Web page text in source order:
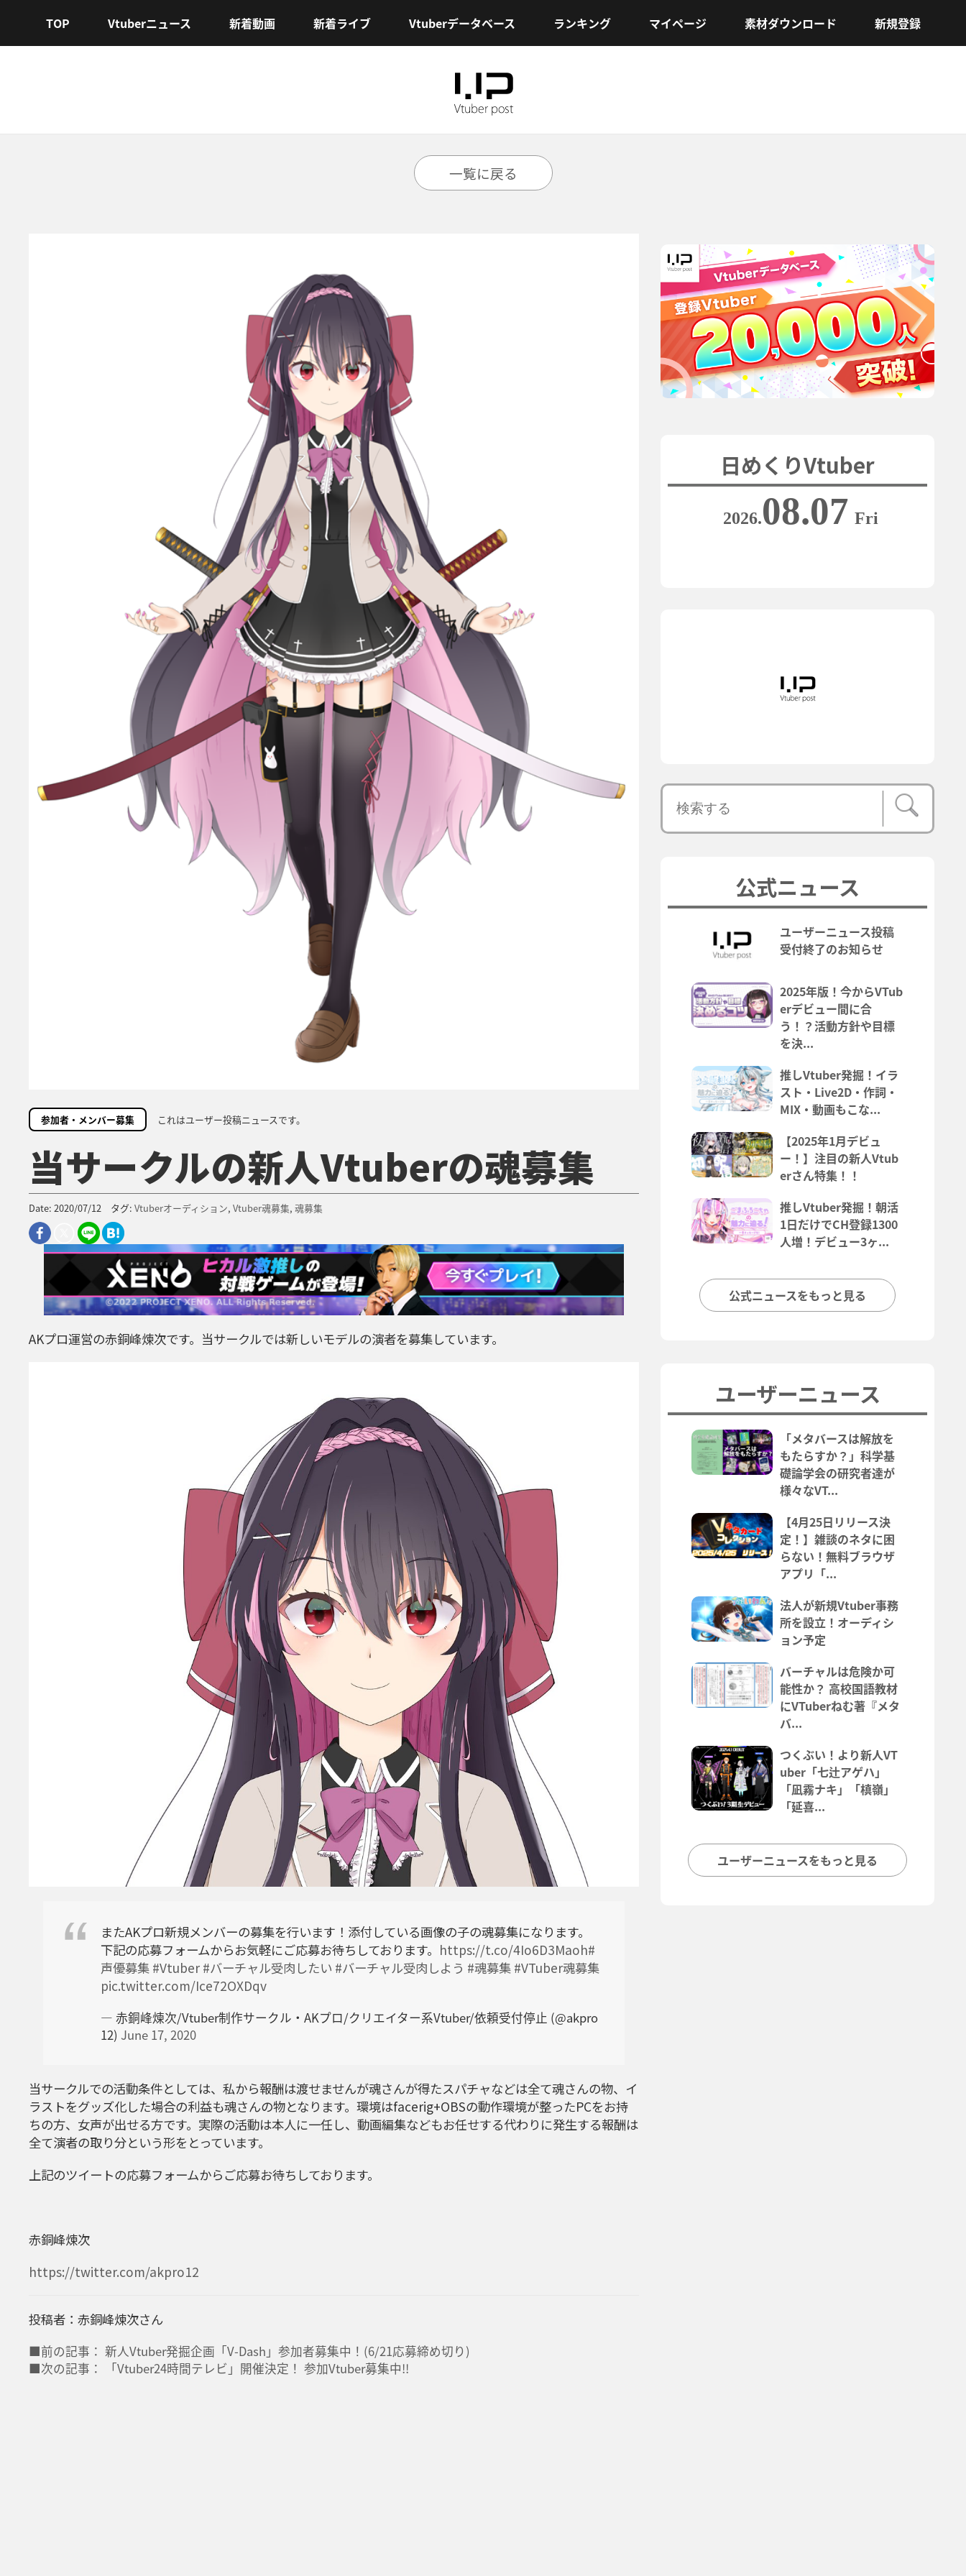
TOP Vtuberニュース 新着動画 新着ライブ Vtuberデータベース ランキング マイページ 素材ダウンロード 新規登録
一覧に戻る
参加者・メンバー募集 これはユーザー投稿ニュースです。
当サークルの新人Vtuberの魂募集
Date: 2020/07/12 タグ: Vtuberオーディション, Vtuber魂募集, 魂募集
AKプロ運営の赤銅峰煉次です。当サークルでは新しいモデルの演者を募集しています。
またAKプロ新規メンバーの募集を行います！添付している画像の子の魂募集になります。
下記の応募フォームからお気軽にご応募お待ちしております。 https://t.co/4Io6D3Maoh#
声優募集 #Vtuber #バーチャル受肉したい #バーチャル受肉しよう #魂募集 #VTuber魂募集
pic.twitter.com/Ice72OXDqv
— 赤銅峰煉次/Vtuber制作サークル・AKプロ/クリエイター系Vtuber/依頼受付停止 (@akpro
12) June 17, 2020
当サークルでの活動条件としては、私から報酬は渡せませんが魂さんが得たスパチャなどは全て魂さんの物、イ
ラストをグッズ化した場合の利益も魂さんの物となります。環境はfacerig+OBSの動作環境が整ったPCをお持
ちの方、女声が出せる方です。実際の活動は本人に一任し、動画編集などもお任せする代わりに発生する報酬は
全て演者の取り分という形をとっています。
上記のツイートの応募フォームからご応募お待ちしております。
赤銅峰煉次
https://twitter.com/akpro12
投稿者：赤銅峰煉次さん
■前の記事： 新人Vtuber発掘企画「V-Dash」参加者募集中！(6/21応募締め切り)
■次の記事： 「Vtuber24時間テレビ」開催決定！ 参加Vtuber募集中!!
日めくりVtuber
2026.08.07 Fri
公式ニュース
ユーザーニュース投稿
受付終了のお知らせ
2025年版！今からVTub
erデビュー間に合
う！？活動方針や目標
を決...
推しVtuber発掘！イラ
スト・Live2D・作詞・
MIX・動画もこな...
【2025年1月デビュ
ー！】注目の新人Vtub
erさん特集！！
推しVtuber発掘！朝活
1日だけでCH登録1300
人増！デビュー3ヶ...
公式ニュースをもっと見る
ユーザーニュース
「メタバースは解放を
もたらすか？」科学基
礎論学会の研究者達が
様々なVT...
【4月25日リリース決
定！】雑談のネタに困
らない！無料ブラウザ
アプリ「...
法人が新規Vtuber事務
所を設立！オーディシ
ョン予定
バーチャルは危険か可
能性か？ 高校国語教材
にVTuberねむ著『メタ
バ...
つくぶい！より新人VT
uber「七辻アゲハ」
「凪霧ナキ」「槙嶺」
「延喜...
ユーザーニュースをもっと見る